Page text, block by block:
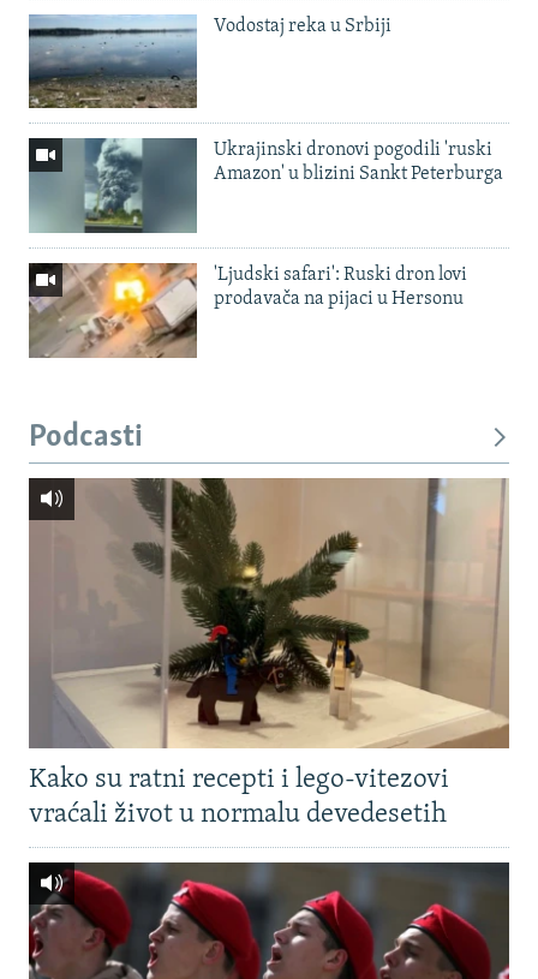
Vodostaj reka u Srbiji
Ukrajinski dronovi pogodili 'ruski
Amazon' u blizini Sankt Peterburga
'Ljudski safari': Ruski dron lovi
prodavača na pijaci u Hersonu
Podcasti
Kako su ratni recepti i lego-vitezovi
vraćali život u normalu devedesetih